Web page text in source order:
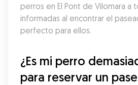
perros en El Pont de Vilomara a
informadas al encontrar el
perfecto para ellos.
¿Es mi perro
para reservar un